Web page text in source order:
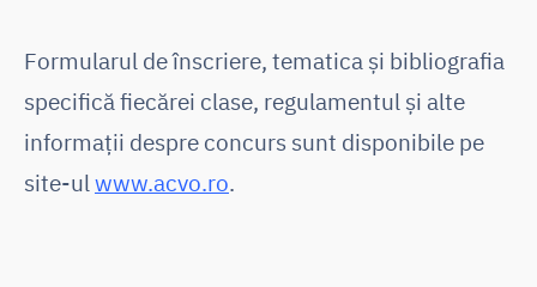
Formularul de înscriere, tematica și bibliografia
specifică fiecărei clase, regulamentul și alte
informații despre concurs sunt disponibile pe
site-ulwww.acvo.ro.